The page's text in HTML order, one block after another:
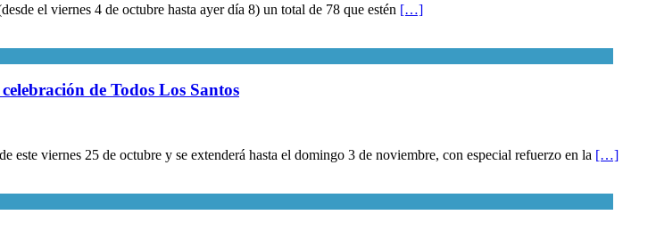
el viernes 4 de octubre hasta ayer día 8) un total de 78 que estén […]
de Todos Los Santos
viernes 25 de octubre y se extenderá hasta el domingo 3 de noviembre, con especial refuerzo en la […]